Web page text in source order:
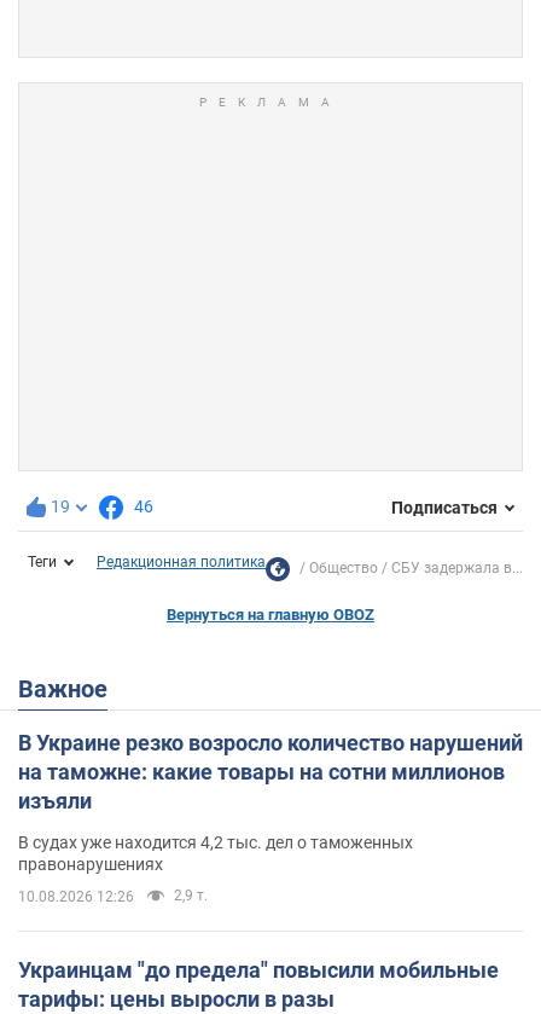
19 46 Подписаться
Теги Редакционная политика Общество СБУ задержала в...
Вернуться на главную OBOZ
Важное
В Украине резко возросло количество нарушений
на таможне: какие товары на сотни миллионов
изъяли
В судах уже находится 4,2 тыс. дел о таможенных
правонарушениях
10.08.2026 12:26 2,9 т.
Украинцам "до предела" повысили мобильные
тарифы: цены выросли в разы